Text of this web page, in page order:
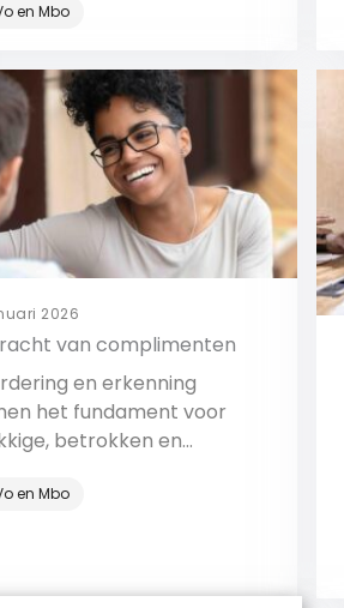
en Mbo
Bekijk
2026
van complimenten
en erkenning
het fundament voor
betrokken en
is heel belangrijk op
en Mbo